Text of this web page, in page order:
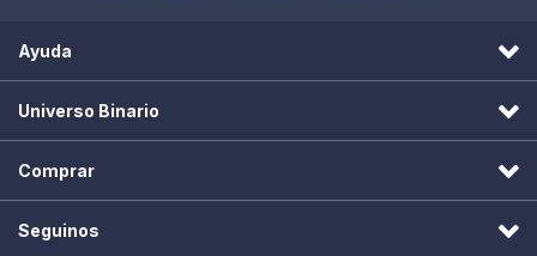
Ayuda
Universo Binario
Comprar
Seguinos